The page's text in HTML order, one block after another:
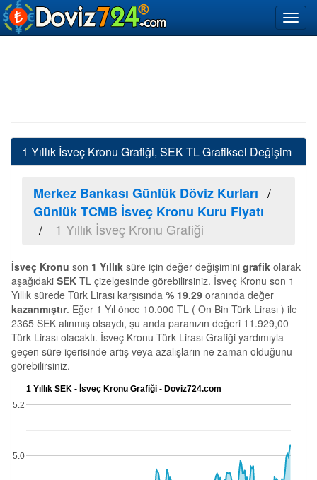
1 Yıllık İsveç Kronu Grafiği, SEK TL Grafiksel Değişim
Merkez Bankası Günlük Döviz Kurları
Günlük TCMB İsveç Kronu Kuru Fiyatı
1 Yıllık İsveç Kronu Grafiği
İsveç Kronu son 1 Yıllık süre için değer değişimini grafik olarak
aşağıdaki SEK TL çizelgesinde görebilirsiniz. İsveç Kronu son 1
Yıllık sürede Türk Lirası karşısında % 19.29 oranında değer
kazanmıştır. Eğer 1 Yıl önce 10.000 TL ( On Bin Türk Lirası ) ile
2365 SEK alınmış olsaydı, şu anda paranızın değeri 11.929,00
Türk Lirası olacaktı. İsveç Kronu Türk Lirası Grafiği yardımıyla
geçen süre içerisinde artış veya azalışların ne zaman olduğunu
görebilirsiniz.
1 Yıllık SEK - İsveç Kronu Grafiği - Doviz724.com
5.0
5.2